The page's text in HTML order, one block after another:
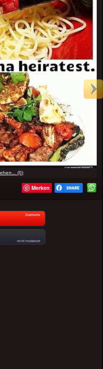
(0)
Merken
Startseite
nicht moderiert